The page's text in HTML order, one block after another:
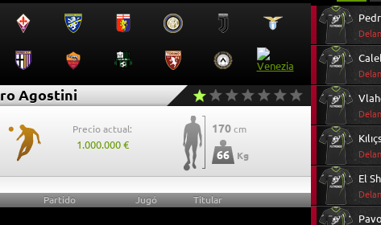
Agostini
Precio actual:
1.000.000 €
170 cm
66 Kg
Partido Jugó Titular
El